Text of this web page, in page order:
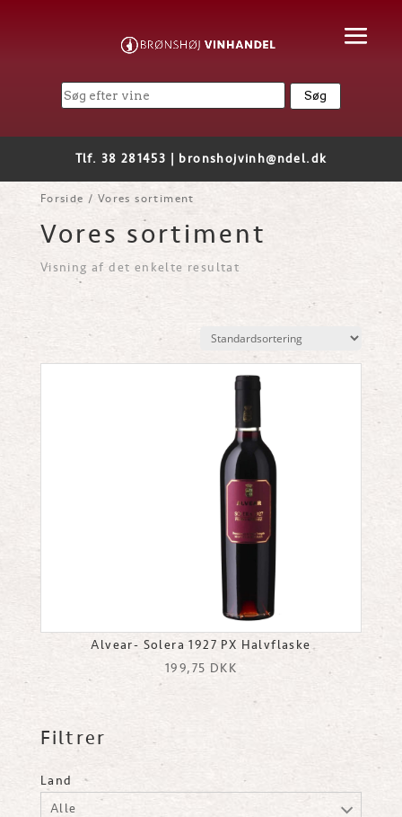
Tlf. 38 281453 | bronshojvinh@ndel.dk
Forside / Vores sortiment
Vores sortiment
Visning af det enkelte resultat
Alvear- Solera 1927 PX Halvflaske
199,75 DKK
Filtrer
Land
Alle